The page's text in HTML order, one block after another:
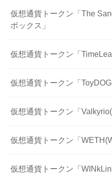
仮想通貨トークン「The
ボックス」
仮想通貨トークン「
仮想通貨トークン「
仮想通貨トークン「
仮想通貨トークン「
仮想通貨トークン「